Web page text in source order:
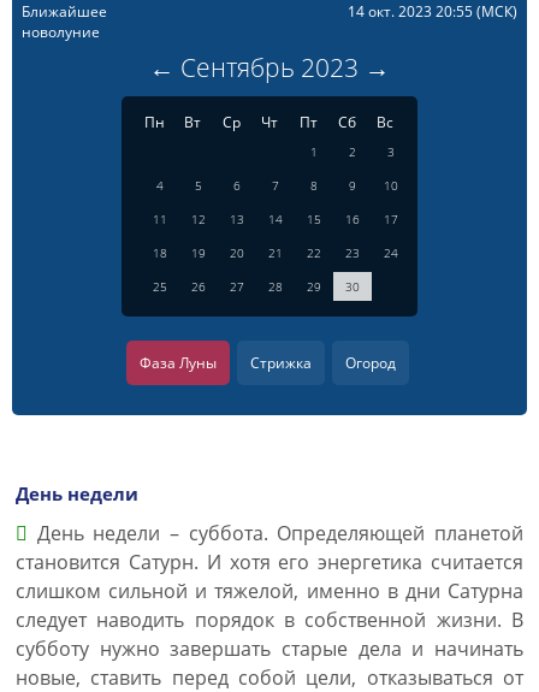
Ближайшее
новолуние
14 окт. 2023 20:55(МСК)
← Сентябрь 2023 →
Пн Вт Ср Чт Пт Сб Вс
1 2
3
4
5 6 7 8 9
10
11
12 13 14 15 16
17
18
19 20 21 22 23
24
25
26 27 28 29 30
Фаза Луны Стрижка Огород
День недели
День недели – суббота. Определяющей планетой
становится Сатурн. И хотя его энергетика считается
слишком сильной и тяжелой, именно в дни Сатурна
следует наводить порядок в собственной жизни. В
субботу нужно завершать старые дела и начинать
новые, ставить перед собой цели, отказываться от